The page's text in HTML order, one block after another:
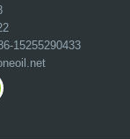
15255290433